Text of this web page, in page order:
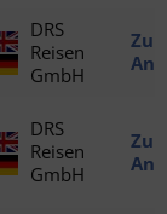
DRS
Reisen
GmbH
DRS
Reisen
GmbH